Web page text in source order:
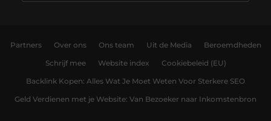
Partners Over ons Ons team Uit de Media Beroemdheden
Schrijf mee Website index Cookiebeleid (EU)
Backlink Kopen: Alles Wat Je Moet Weten Voor Sterkere SEO
Geld Verdienen met je Website: Van Bezoeker naar Inkomstenbron